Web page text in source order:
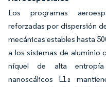
Los programas
reforzadas por dispersión
mecánicas estables hasta
a los sistemas de aluminio
níquel de alta entropía
nanoscálicos L1₂